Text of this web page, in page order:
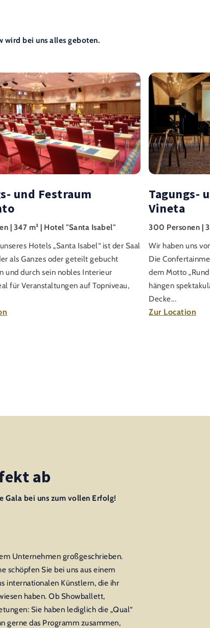
wird bei uns alles geboten.
und Festraum
| 347 m² | Hotel "Santa Isabel"
Hotels „Santa Isabel“ ist der Saal
als Ganzes oder geteilt gebucht
und durch sein nobles Interieur
für Veranstaltungen auf Topniveau,
Tagungs-
Vineta
300 Personen |
Wir haben uns
Die
dem Motto
hängen
Decke...
Zur Location
ab
Gala bei uns zum vollen Erfolg!
Unternehmen großgeschrieben.
schöpfen Sie bei uns aus einem
internationalen Künstlern, die ihr
haben. Ob Showballett,
Sie haben lediglich die „Qual“
gerne das Programm zusammen,